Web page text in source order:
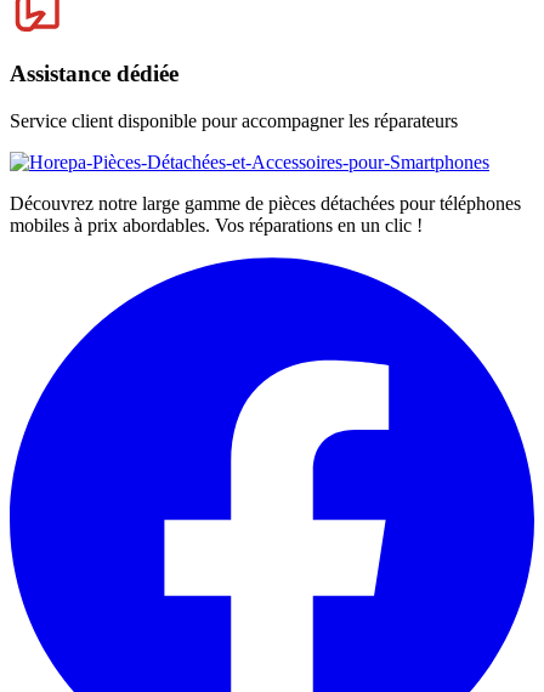
Assistance dédiée
Service client disponible pour accompagner les réparateurs
Découvrez notre large gamme de pièces détachées pour téléphones
mobiles à prix abordables. Vos réparations en un clic !